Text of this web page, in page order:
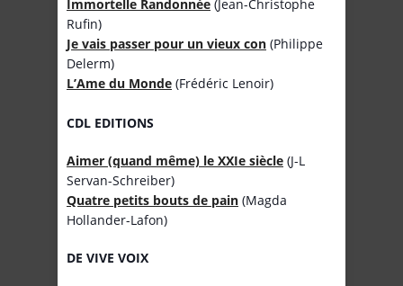
Immortelle Randonnée (Jean-Christophe
Rufin)
Je vais passer pour un vieux con (Philippe
Delerm)
L’Ame du Monde (Frédéric Lenoir)
CDL EDITIONS
Aimer (quand même) le XXIe siècle (J-L
Servan-Schreiber)
Quatre petits bouts de pain (Magda
Hollander-Lafon)
DE VIVE VOIX